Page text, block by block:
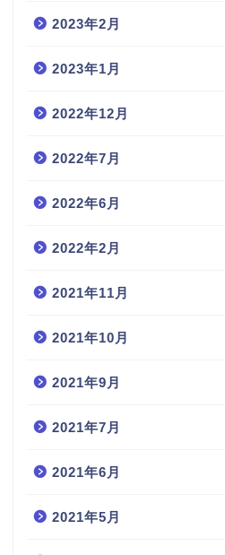
2023年2月
2023年1月
2022年12月
2022年7月
2022年6月
2022年2月
2021年11月
2021年10月
2021年9月
2021年7月
2021年6月
2021年5月